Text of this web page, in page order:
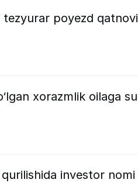
poyezd
xorazmlik oilaga
qurilishida investor